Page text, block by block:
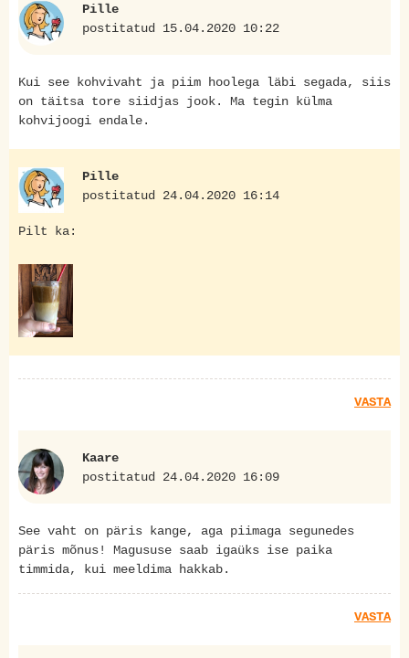
Pille
postitatud 15.04.2020 10:22
Kui see kohvivaht ja piim hoolega läbi segada, siis
on täitsa tore siidjas jook. Ma tegin külma
kohvijoogi endale.
Pille
postitatud 24.04.2020 16:14
Pilt ka:
VASTA
Kaare
postitatud 24.04.2020 16:09
See vaht on päris kange, aga piimaga segunedes
päris mõnus! Magususe saab igaüks ise paika
timmida, kui meeldima hakkab.
VASTA